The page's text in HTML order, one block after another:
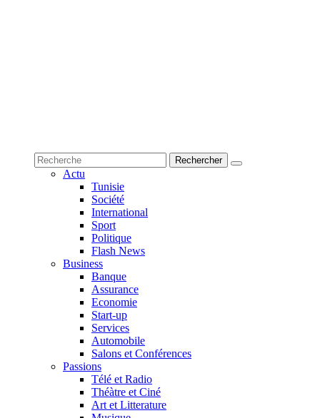
Actu
Tunisie
Société
International
Sport
Politique
Flash News
Business
Banque
Assurance
Economie
Start-up
Services
Automobile
Salons et Conférences
Passions
Télé et Radio
Théàtre et Ciné
Art et Litterature